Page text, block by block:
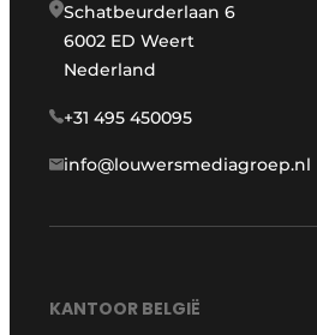
Schatbeurderlaan 6
6002 ED Weert
Nederland
+31 495 450095
info@louwersmediagroep.nl
KANTOOR BELGIË